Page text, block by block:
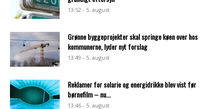
13:52 - 5. august
Grønne byggeprojekter skal springe køen over hos
kommunerne, lyder nyt forslag
13:49 - 5. august
Reklamer for solarie og energidrikke blev vist før
børnefilm – nu...
13:46 - 5. august